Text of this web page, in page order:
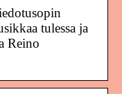
tulessa ja
Reino